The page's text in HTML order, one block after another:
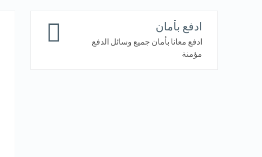
ادفع بأمان
ادفع معانا بأمان جميع وسائل الدفع
مؤمنة